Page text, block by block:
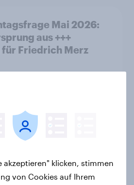
Mai 2026:
aus +++
Friedrich Merz
Schweiz über die
und die
akzeptieren" klicken, stimmen
von Cookies auf Ihrem